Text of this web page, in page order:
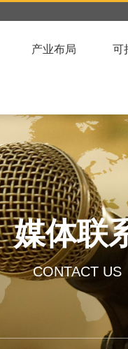
产业布局 可
媒体联
CONTACT US